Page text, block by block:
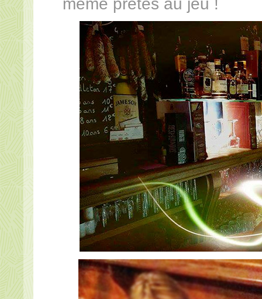
même prêtés au jeu !